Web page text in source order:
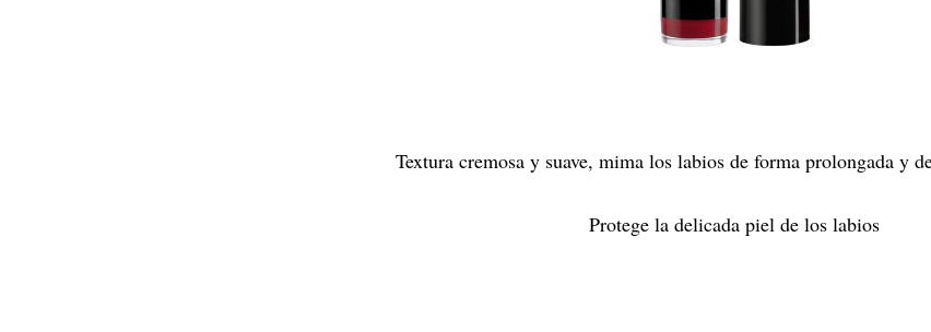
Textura cremosa y suave, mima los labios de forma prolongada y
Protege la delicada piel de los labios